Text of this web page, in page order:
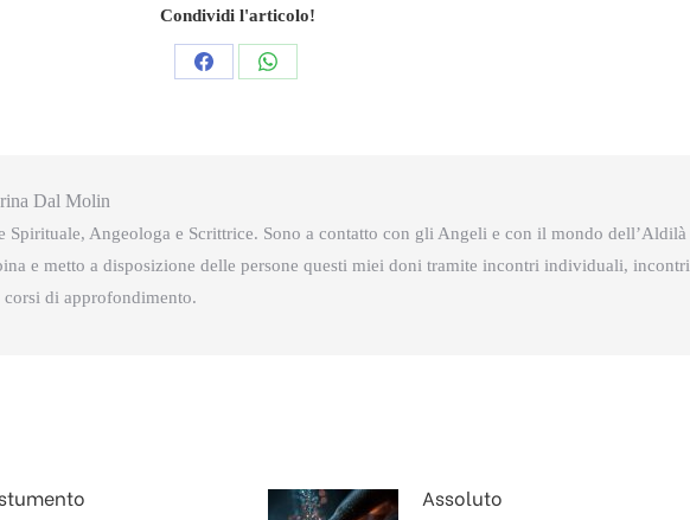
Condividi l'articolo!
CondividiCondividi
Dal Molin
Spirituale, Angeologa e Scrittrice. Sono a contatto con gli Angeli e con il mondo dell’Aldilà
e metto a disposizione delle persone questi miei doni tramite incontri individuali, incontri
di approfondimento.
Assoluto